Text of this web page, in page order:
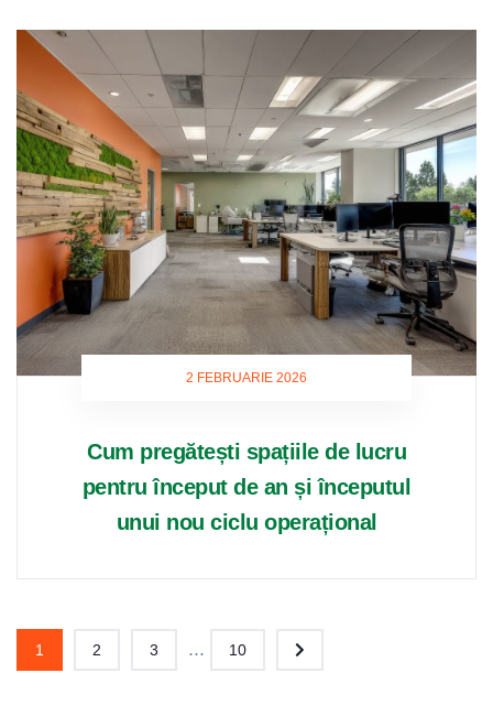
2 FEBRUARIE 2026
Cum pregătești spațiile de lucru
pentru început de an și începutul
unui nou ciclu operațional
1 2 3 ... 10